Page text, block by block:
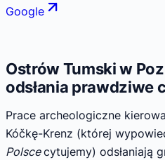
Google
Ostrów Tumski w
odsłania prawdziwe
Prace archeologiczne
Kóčkę-Krenz (której
Polscecytujemy) odsłaniają